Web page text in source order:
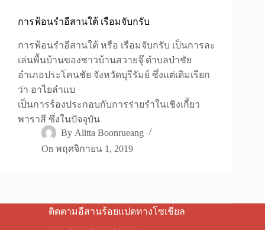
การฟ้อนรำอีสานใต้ เรือมจับกรับ
การฟ้อนรำอีสานใต้ หรือ เรือมจับกรับ เป็นการละ
เล่นพื้นบ้านของชาวบ้านสวายจุ๊ ตำบลป่าชัย
อำเภอประโคนชัย จังหวัดบุรีรัมย์ ซึ่งแต่เดิมเรียก
ว่า อาไยลำแบ
เป็นการร้องประกอบกับการร่ายรำในเชิงเกี้ยว
พาราสี ซึ่งในปัจจุบัน
By Alitta Boonrueang
On พฤศจิกายน 1, 2019
ติดตามอีสานร้อยแปดทางโซเชียล